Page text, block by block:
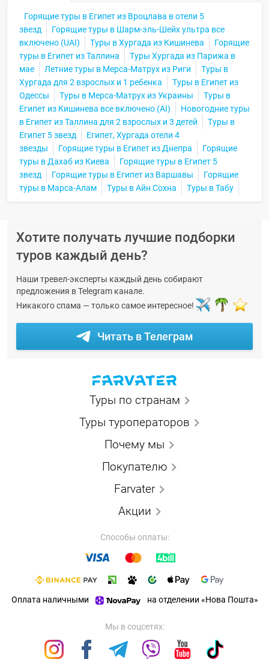
Горящие туры в Египет из Вроцлава в отели 5
звезд
Горящие туры в Шарм-эль-Шейх ультра все
включено (UAI)
Туры в Хургада из Кишинева
Горящие
туры в Египет из Таллина
Туры Хургада из Парижа в
мае
Летние туры в Мерса-Матрух из Риги
Туры в
Хургада для 2 взрослых и 1 ребенка
Туры в Египет из
Одессы
Туры в Мерса-Матрух из Украины
Туры в
Египет из Кишинева все включено (AI)
Новогодние туры
в Египет из Таллина для 2 взрослых и 3 детей
Туры в
Египет 5 звезд
Египет, Хургада отели 4
звезды
Горящие туры в Египет из Днепра
Горящие
туры в Дахаб из Киева
Горящие туры в Египет 5
звезд
Горящие туры в Египет из Варшавы
Горящие
туры в Марса-Алам
Туры в Айн Сохна Туры в Табу
Хотите получать лучшие подборки
туров каждый день?
Наши тревел-эксперты каждый день собирают
предложения в Telegram канале.
Никакого спама — только самое интересное!
Читать в Телеграм
Туры по странам
Туры туроператоров
Почему мы
Покупателю
Farvater
Акции
Способы оплаты:
Оплата наличными на отделении «Нова Пошта»
Мы в соцсетях: